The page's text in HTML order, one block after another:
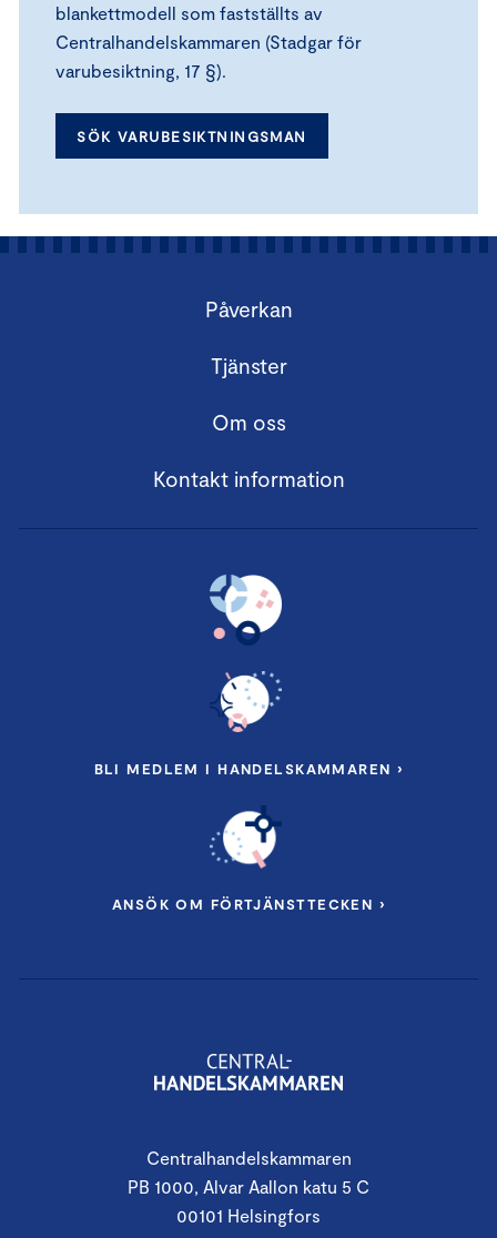
blankettmodell som fastställts av
Centralhandelskammaren (Stadgar för
varubesiktning, 17 §).
SÖK VARUBESIKTNINGSMAN
Centralhandelskammaren
PB 1000, Alvar Aallon katu 5 C
00101 Helsingfors
Påverkan
Tjänster
Om oss
Kontakt information
BLI MEDLEM I HANDELSKAMMAREN ›
ANSÖK OM FÖRTJÄNSTTECKEN ›